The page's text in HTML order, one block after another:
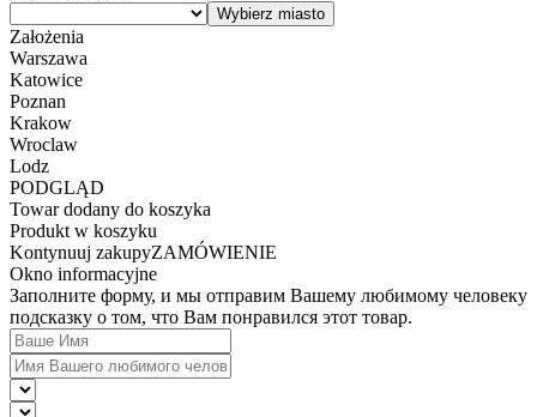
Założenia
Warszawa
Katowice
Poznan
Krakow
Wroclaw
Lodz
PODGLĄD
Towar dodany do koszyka
Produkt w koszyku
Kontynuuj zakupyZAMÓWIENIE
Okno informacyjne
Заполните форму, и мы отправим Вашему любимому человеку
подсказку о том, что Вам понравился этот товар.